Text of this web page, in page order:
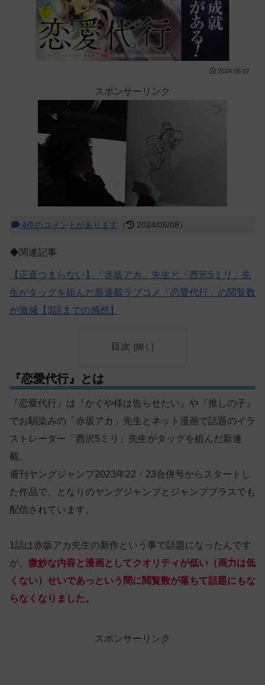
2024.06.07
スポンサーリンク
4件のコメントがあります （ 2024/06/08）
◆関連記事
【正直つまらない】「赤坂アカ」先生と「西沢5ミリ」先
生がタッグを組んだ新連載ラブコメ「恋愛代行」の閲覧数
が激減【3話までの感想】
目次
『恋愛代行』とは
『恋愛代行』は『かぐや様は告らせたい』や『推しの子』
でお馴染みの「赤坂アカ」先生とネット漫画で話題のイラ
ストレーター「西沢5ミリ」先生がタッグを組んだ新連
載。
週刊ヤングジャンプ2023年22・23合併号からスタートし
た作品で、となりのヤングジャンプとジャンププラスでも
配信されています。
1話は赤坂アカ先生の新作という事で話題になったんです
が、 微妙な内容と漫画としてクオリティが低い（画力は低
くない）せいであっという間に閲覧数が落ちて話題にもな
らなくなりました。
スポンサーリンク